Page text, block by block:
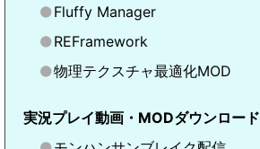
Fluffy Manager
REFramework
物理テクスチャ最適化MOD
実況プレイ動画・MODダウンロード